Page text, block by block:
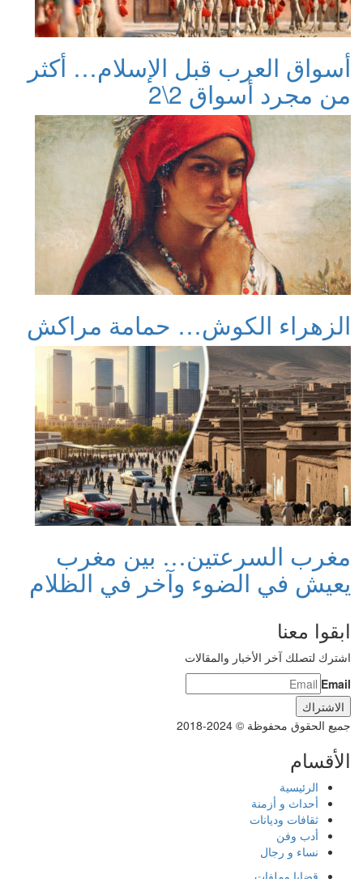
أسواق العرب قبل الإسلام… أكثر
من مجرد أسواق 2\2
الزهراء الكوش… حمامة مراكش
مغرب السرعتين… بين مغرب
يعيش في الضوء وآخر في الظلام
ابقوا معنا
اشترك لتصلك آخر الأخبار والمقالات
Email
جميع الحقوق محفوظة © 2024-2018
الأقسام
الرئيسية
أحداث و أزمنة
ثقافات وديانات
أدب وفن
نساء و رجال